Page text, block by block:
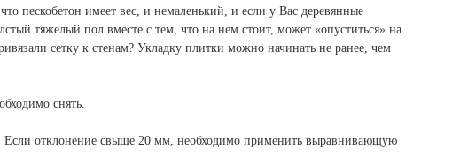
пескобетон имеет вес, и немаленький, и если у Вас деревянные
тяжелый пол вместе с тем, что на нем стоит, может «опуститься» на
сетку к стенам? Укладку плитки можно начинать не ранее, чем
снять.
Если отклонение свыше 20 мм, необходимо применить выравнивающую